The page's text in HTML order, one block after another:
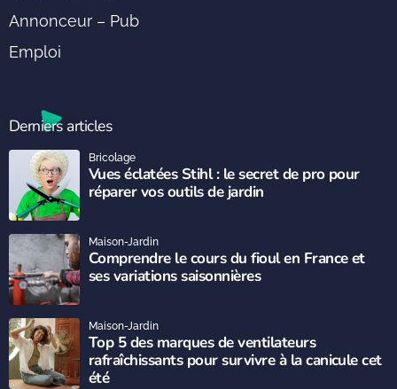
Annonceur – Pub
Emploi
Derniers articles
Vues éclatées Stihl : le secret de pro pour
réparer vos outils de jardin
Bricolage
Comprendre le cours du fioul en France et
ses variations saisonnières
Maison-Jardin
Top 5 des marques de ventilateurs
rafraîchissants pour survivre à la canicule cet
été
Maison-Jardin